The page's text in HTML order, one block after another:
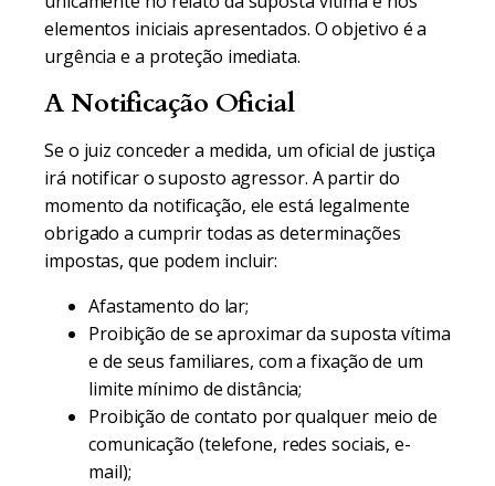
elementos iniciais apresentados. O objetivo é a
urgência e a proteção imediata.
A Notificação Oficial
Se o juiz conceder a medida, um oficial de justiça
irá notificar o suposto agressor. A partir do
momento da notificação, ele está legalmente
obrigado a cumprir todas as determinações
impostas, que podem incluir:
Afastamento do lar;
Proibição de se aproximar da suposta vítima
e de seus familiares, com a fixação de um
limite mínimo de distância;
Proibição de contato por qualquer meio de
comunicação (telefone, redes sociais, e-
mail);